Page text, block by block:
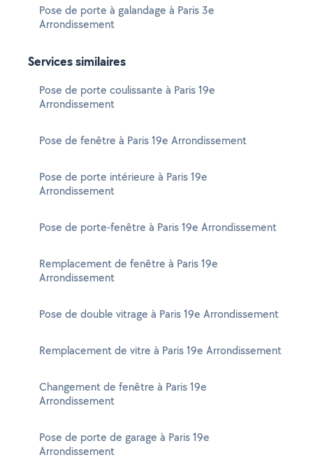
Pose de porte à galandage à Paris 3e
Arrondissement
Services similaires
Pose de porte coulissante à Paris 19e
Arrondissement
Pose de fenêtre à Paris 19e Arrondissement
Pose de porte intérieure à Paris 19e
Arrondissement
Pose de porte-fenêtre à Paris 19e Arrondissement
Remplacement de fenêtre à Paris 19e
Arrondissement
Pose de double vitrage à Paris 19e Arrondissement
Remplacement de vitre à Paris 19e Arrondissement
Changement de fenêtre à Paris 19e
Arrondissement
Pose de porte de garage à Paris 19e
Arrondissement